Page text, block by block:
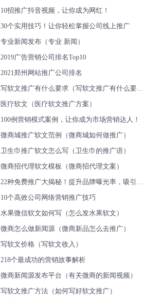
10招推广抖音视频，让你成为网红！
30个实用技巧！让你轻松掌握公司线上推广
专业新闻发布（专业 新闻）
2019广告营销公司排名Top10
2021郑州网站推广公司排名
写软文推广有什么要求（写软文推广有什么要求嘛）
医疗软文（医疗软文推广方案）
100例营销模式案例，让你成为市场营销达人！
微商城推广软文范例（微商城如何做推广）
卫生巾推广软文怎么写（卫生巾的推广语）
微商招代理软文模板（微商招代理文案）
22种免费推广大揭秘！提升品牌曝光率，吸引潜在客户！
10个高效公司网络营销推广技巧
水果微信软文如何写（怎么发水果软文）
微商怎么做新闻源（微商新品怎么去推广）
写软文价格（写软文收入）
218个最成功的营销故事解析
微商新闻源发布平台（有关微商的新闻视频）
写软文推广方法（如何写好软文推广）